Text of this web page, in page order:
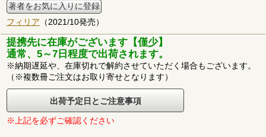
著者をお気に入りに登録
フィリア （2021/10発売）
提携先に在庫がございます【僅少】
通常、5～7日程度で出荷されます。
※納期遅延や、在庫切れで解約させていただく場合もございます。
（※複数冊ご注文はお取り寄せとなります）
出荷予定日とご注意事項
※上記を必ずご確認ください